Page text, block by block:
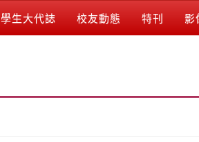
學生大代誌 校友動態 特刊 影